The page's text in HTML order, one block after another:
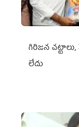
గిరిజన చట్టాలు,
లేదు